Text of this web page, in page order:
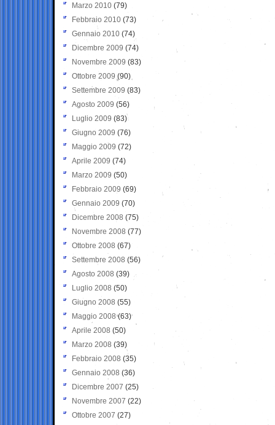
Marzo 2010 (79)
Febbraio 2010 (73)
Gennaio 2010 (74)
Dicembre 2009 (74)
Novembre 2009 (83)
Ottobre 2009 (90)
Settembre 2009 (83)
Agosto 2009 (56)
Luglio 2009 (83)
Giugno 2009 (76)
Maggio 2009 (72)
Aprile 2009 (74)
Marzo 2009 (50)
Febbraio 2009 (69)
Gennaio 2009 (70)
Dicembre 2008 (75)
Novembre 2008 (77)
Ottobre 2008 (67)
Settembre 2008 (56)
Agosto 2008 (39)
Luglio 2008 (50)
Giugno 2008 (55)
Maggio 2008(63)
Aprile 2008 (50)
Marzo 2008 (39)
Febbraio 2008 (35)
Gennaio 2008 (36)
Dicembre 2007 (25)
Novembre 2007 (22)
Ottobre 2007 (27)